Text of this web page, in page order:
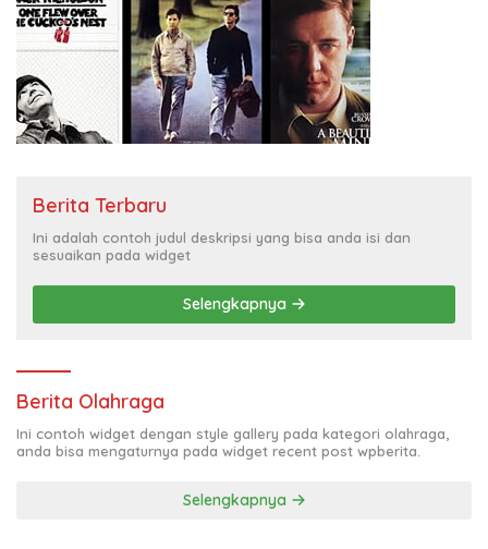
Berita Terbaru
Ini adalah contoh judul deskripsi yang bisa anda isi dan
sesuaikan pada widget
Selengkapnya
Berita Olahraga
Ini contoh widget dengan style gallery pada kategori olahraga,
anda bisa mengaturnya pada widget recent post wpberita.
Selengkapnya